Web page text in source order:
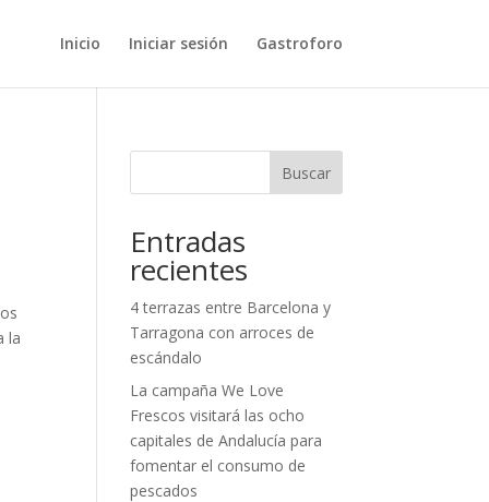
Inicio Iniciar sesión Gastroforo
la
Buscar
Entradas
recientes
4 terrazas entre Barcelona y
Tarragona con arroces de
escándalo
La campaña We Love
Frescos visitará las ocho
capitales de Andalucía para
fomentar el consumo de
pescados